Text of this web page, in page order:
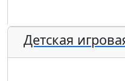
Детская